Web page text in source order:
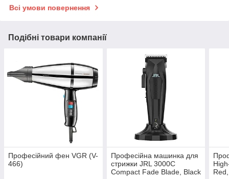
Всі умови повернення
Подібні товари компанії
Професійний фен VGR (V-
466)
Професійна машинка для
стрижки JRL 3000C
Compact Fade Blade, Black